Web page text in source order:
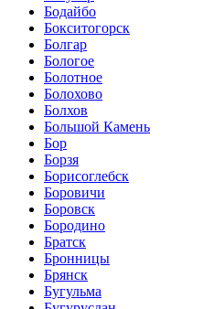
Бодайбо
Бокситогорск
Болгар
Бологое
Болотное
Болохово
Болхов
Большой Камень
Бор
Борзя
Борисоглебск
Боровичи
Боровск
Бородино
Братск
Бронницы
Брянск
Бугульма